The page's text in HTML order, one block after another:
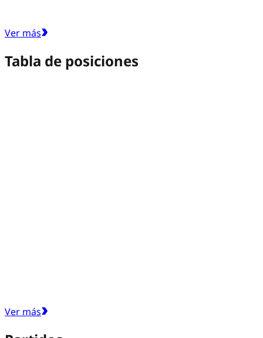
Ver más
Tabla de posiciones
Ver más